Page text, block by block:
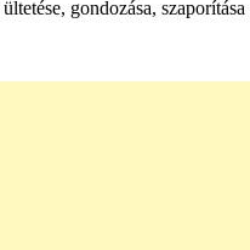
gondozása, szaporítása